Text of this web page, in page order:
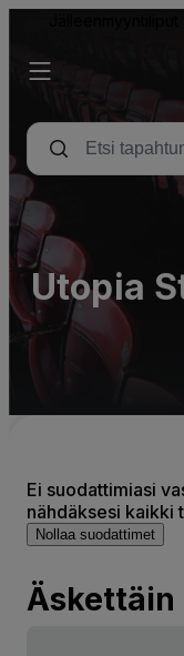
Utopia
Lots
Ei suodattimiasi
nähdäksesi kaikki
Nollaa suodattimet